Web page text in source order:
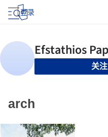
登录
关注
arch